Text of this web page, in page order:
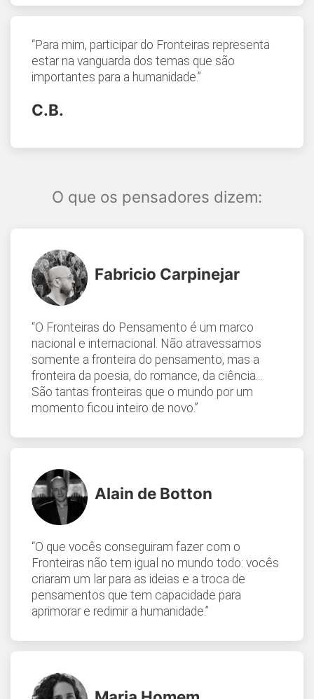
“Para mim, participar do Fronteiras representa
estar na vanguarda dos temas que são
importantes para a humanidade.”
C.B.
O que os pensadores dizem:
Fabricio Carpinejar
“O Fronteiras do Pensamento é um marco
nacional e internacional. Não atravessamos
somente a fronteira do pensamento, mas a
fronteira da poesia, do romance, da ciência...
São tantas fronteiras que o mundo por um
momento ficou inteiro de novo.”
Alain de Botton
“O que vocês conseguiram fazer com o
Fronteiras não tem igual no mundo todo: vocês
criaram um lar para as ideias e a troca de
pensamentos que tem capacidade para
aprimorar e redimir a humanidade.”